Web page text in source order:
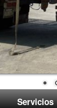
Servicios